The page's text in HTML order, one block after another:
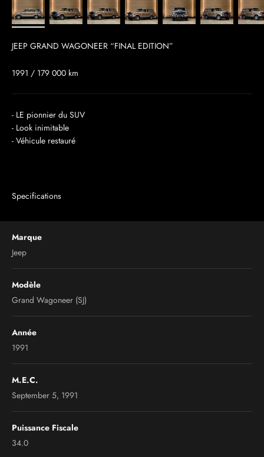
JEEP GRAND WAGONEER “FINAL EDITION”
1991 / 179 000 km
- LE pionnier du SUV
- Look inimitable
- Véhicule restauré
Specifications
Marque
Jeep
Modèle
Grand Wagoneer (SJ)
Année
1991
M.E.C.
September 5, 1991
Puissance Fiscale
34.0